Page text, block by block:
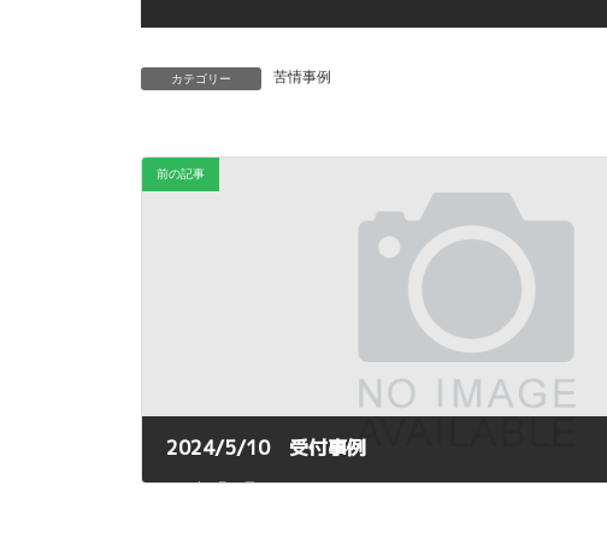
カテゴリー 苦情事例
前の記事
2024/5/10 受付事例
2024年5月15日